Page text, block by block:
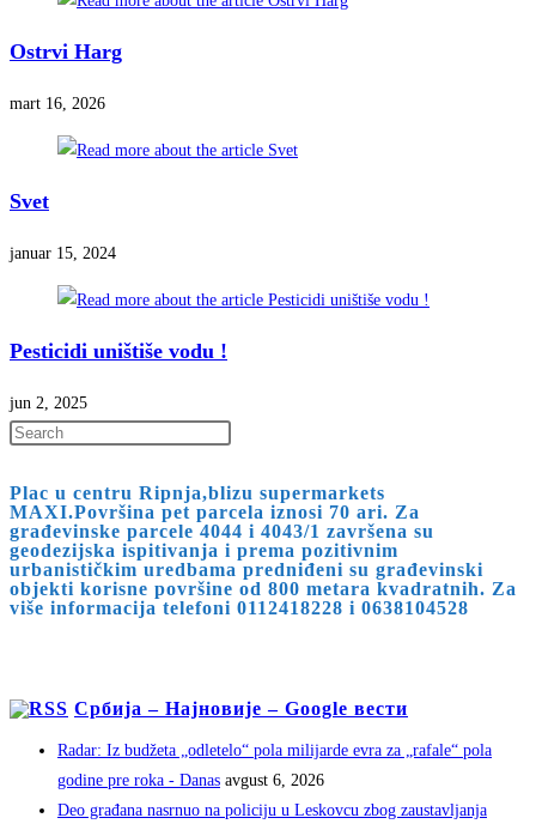
Ostrvi Harg
mart 16, 2026
Svet
januar 15, 2024
Pesticidi uništiše vodu !
jun 2, 2025
to
close
the
search
panel.
Plac u centru Ripnja,blizu supermarkets
MAXI.Površina pet parcela iznosi 70 ari. Za
građevinske parcele 4044 i 4043/1 završena su
geodezijska ispitivanja i prema pozitivnim
urbanističkim uredbama predniđeni su građevinski
objekti korisne površine od 800 metara kvadratnih. Za
više informacija telefoni 0112418228 i 0638104528
Србија – Најновије – Google вести
Radar: Iz budžeta „odletelo“ pola milijarde evra za „rafale“ pola
godine pre roka - Danas avgust 6, 2026
Deo građana nasrnuo na policiju u Leskovcu zbog zaustavljanja